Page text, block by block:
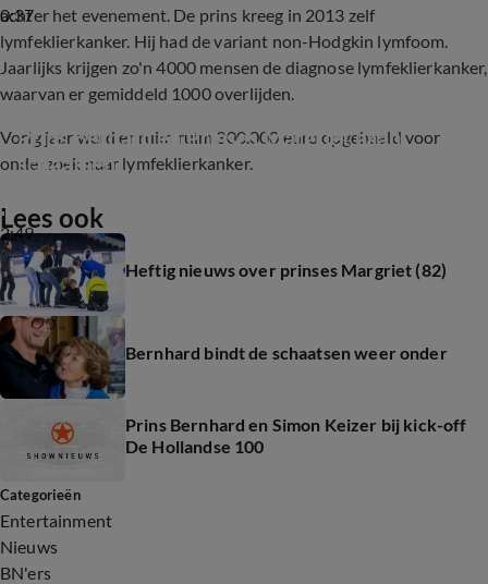
0:37
achter het evenement. De prins kreeg in 2013 zelf
lymfeklierkanker. Hij had de variant non-Hodgkin lymfoom.
Jaarlijks krijgen zo'n 4000 mensen de diagnose lymfeklierkanker,
waarvan er gemiddeld 1000 overlijden.
Vorig jaar werd er ruim ruim 300.000 euro opgehaald voor
onderzoek naar lymfeklierkanker.
2:49
Prins Bernard en Prinses Margriet gaan
schaatsen
Lees ook
Heftig nieuws over prinses Margriet (82)
Bernhard bindt de schaatsen weer onder
Prins Bernhard en Simon Keizer bij kick-off
De Hollandse 100
Categorieën
Entertainment
Nieuws
BN'ers